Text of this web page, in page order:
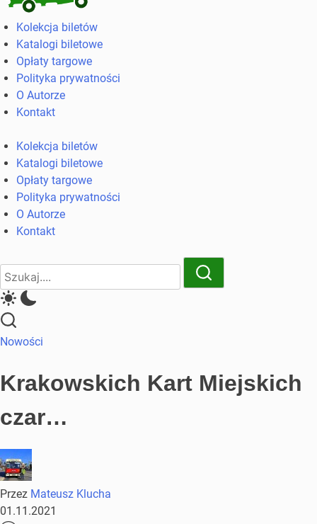
Kolekcja
biletów
komunikacji
miejskiej
kolejowych
Kolekcja biletów
Katalogi biletowe
Opłaty targowe
Polityka prywatności
O Autorze
Kontakt
Kolekcja biletów
Katalogi biletowe
Opłaty targowe
Polityka prywatności
O Autorze
Kontakt
Close
Search
Search
Nowości
Krakowskich Kart Miejskich
czar…
Przez Mateusz Klucha
01.11.2021